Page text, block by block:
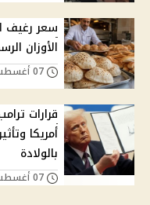
الأوزان
قرارات
أمريكا
بالولادة